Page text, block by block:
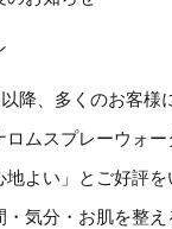
降、多くのお客様
ロムスプレーウォ
よい」とご好評を
・気分・お肌を整